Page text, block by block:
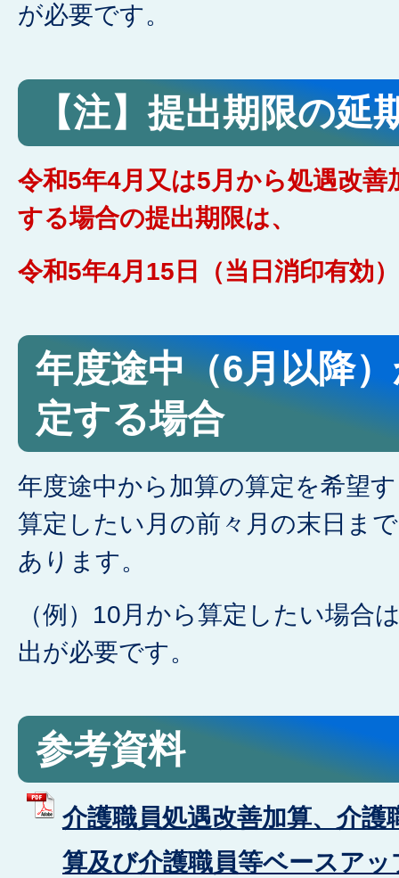
が必要です。
【注】提出期限の延
令和5年4月又は5月から処遇改
する場合の提出期限は、
令和5年4月15日（当日消印有効
年度途中（6月以降
定する場合
年度途中から加算の算定を希望
算定したい月の前々月の末日ま
あります。
（例）10月から算定したい場合
出が必要です。
参考資料
介護職員処遇改善加算、介護
算及び介護職員等ベースア